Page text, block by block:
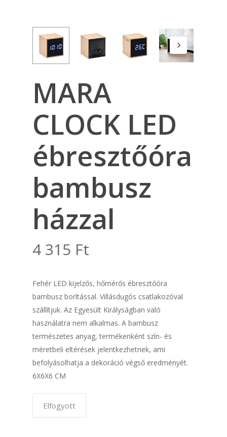
MARA
CLOCK LED
ébresztőóra
bambusz
házzal
4 315 Ft
Fehér LED kijelzős, hőmérős ébresztőóra
bambusz borítással. Villásdugós csatlakozóval
szállítjuk. Az Egyesült Királyságban való
használatra nem alkalmas. A bambusz
természetes anyag, termékenként szín- és
méretbeli eltérések jelentkezhetnek, ami
befolyásolhatja a dekoráció végső eredményét.
6X6X6 CM
Elfogyott